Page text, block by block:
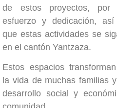
de estos proyectos, por
esfuerzo y dedicación,
que estas actividades se
en el cantón Yantzaza.
Estos espacios
la vida de muchas familias
desarrollo social y